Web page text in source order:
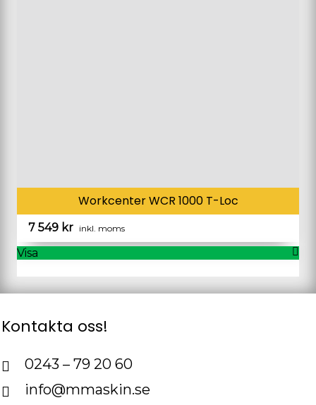
Workcenter WCR 1000 T-Loc
7 549 kr inkl. moms
Visa
Kontakta oss!
0243 – 79 20 60
info@mmaskin.se